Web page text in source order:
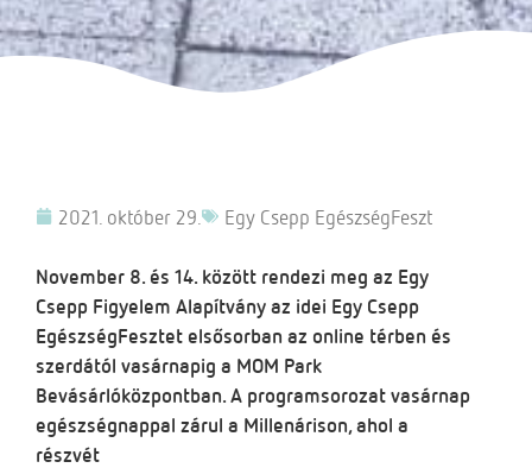
2021. október 29. Egy Csepp EgészségFeszt
November 8. és 14. között rendezi meg az Egy
Csepp Figyelem Alapítvány az idei Egy Csepp
EgészségFesztet elsősorban az online térben és
szerdától vasárnapig a MOM Park
Bevásárlóközpontban. A programsorozat vasárnap
egészségnappal zárul a Millenárison, ahol a
részvét